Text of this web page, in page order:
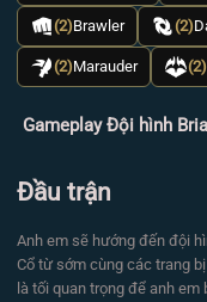
(2)Brawler (2)
(2)Marauder (2)
Gameplay Đội hình
Đầu trận
Anh em sẽ hướng đến đội
Cổ từ sớm cùng các trang
là tối quan trọng để anh